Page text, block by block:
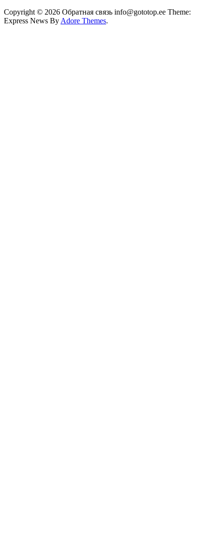
Copyright © 2026 Обратная связь info@gototop.ee Theme:
Express News By Adore Themes.